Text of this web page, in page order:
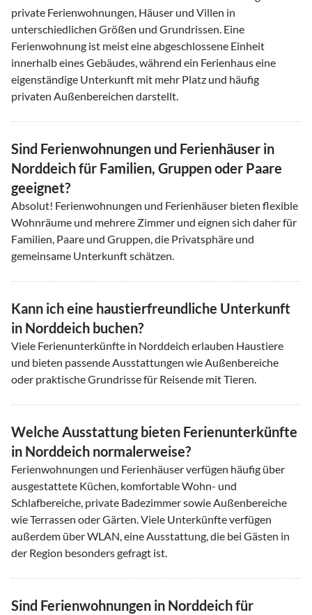
private Ferienwohnungen, Häuser und Villen in
unterschiedlichen Größen und Grundrissen. Eine
Ferienwohnung ist meist eine abgeschlossene Einheit
innerhalb eines Gebäudes, während ein Ferienhaus eine
eigenständige Unterkunft mit mehr Platz und häufig
privaten Außenbereichen darstellt.
Sind Ferienwohnungen und Ferienhäuser in
Norddeich für Familien, Gruppen oder Paare
geeignet?
Absolut! Ferienwohnungen und Ferienhäuser bieten flexible
Wohnräume und mehrere Zimmer und eignen sich daher für
Familien, Paare und Gruppen, die Privatsphäre und
gemeinsame Unterkunft schätzen.
Kann ich eine haustierfreundliche Unterkunft
in Norddeich buchen?
Viele Ferienunterkünfte in Norddeich erlauben Haustiere
und bieten passende Ausstattungen wie Außenbereiche
oder praktische Grundrisse für Reisende mit Tieren.
Welche Ausstattung bieten Ferienunterkünfte
in Norddeich normalerweise?
Ferienwohnungen und Ferienhäuser verfügen häufig über
ausgestattete Küchen, komfortable Wohn- und
Schlafbereiche, private Badezimmer sowie Außenbereiche
wie Terrassen oder Gärten. Viele Unterkünfte verfügen
außerdem über WLAN, eine Ausstattung, die bei Gästen in
der Region besonders gefragt ist.
Sind Ferienwohnungen in Norddeich für